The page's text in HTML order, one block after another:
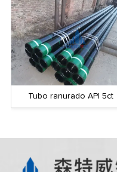
Tubo ranurado API 5ct